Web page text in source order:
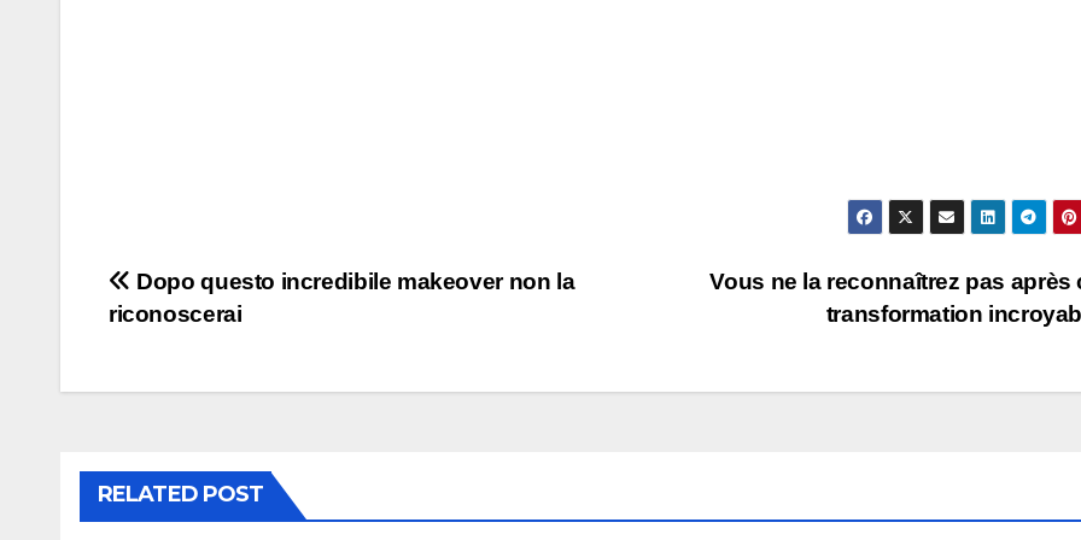
Post
Vous ne la reconnaîtrez pas après
transformation
Dopo questo incredibile makeover non la
riconoscerai
RELATED POST